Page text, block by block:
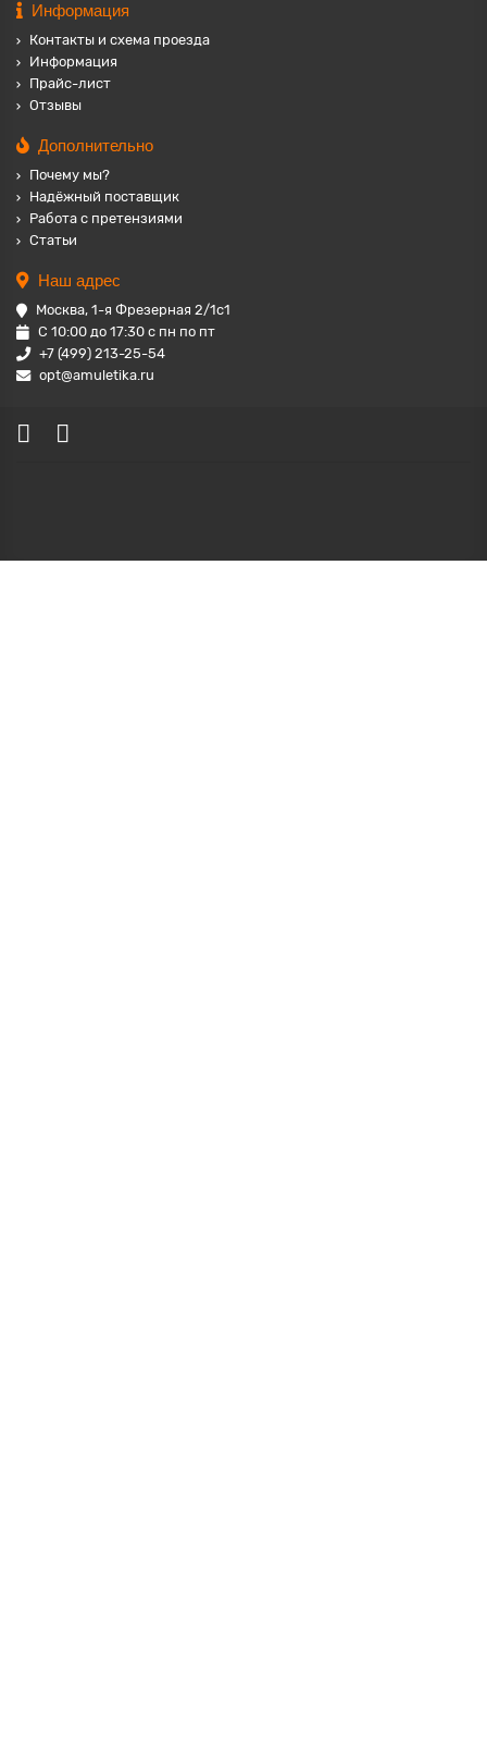
Информация
Контакты и схема проезда
Информация
Прайс-лист
Отзывы
Дополнительно
Почему мы?
Надёжный поставщик
Работа с претензиями
Статьи
Наш адрес
Москва, 1-я Фрезерная 2/1с1
С 10:00 до 17:30 с пн по пт
+7 (499) 213-25-54
opt@amuletika.ru